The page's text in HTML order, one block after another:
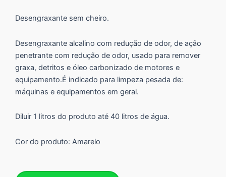
Desengraxante sem cheiro.
Desengraxante alcalino com redução de odor, de ação
penetrante com redução de odor, usado para remover
graxa, detritos e óleo carbonizado de motores e
equipamento.É indicado para limpeza pesada de:
máquinas e equipamentos em geral.
Diluir 1 litros do produto até 40 litros de água.
Cor do produto: Amarelo